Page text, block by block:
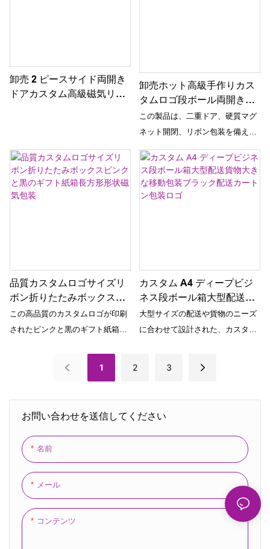
お問い合わせを送信してください
名前
メール
コンテンツ
卸売 2 ピースサイド両開き
ドアカスタム高級磁気リフ
卸売ホット高級手作りカス
タムロゴ段ボール両開きド
ア折りたたみ大型硬質マグ
ネット紙ギフトボックス包
この製品は、二重ドア、硬質マグ
ネット開閉、リボン包装を備え
ムロゴ入り紙製ギフトボックスで
す。 豪華かつプロフェッショナル
な方法で製品を紹介したい企業に
品質カスタムロゴサイズリ
ボン折りたたみボックスピ
ンクと黒のギフト紙箱長方
形形状磁気包装
この高品質のカスタムロゴが印刷
されたピンクと黒のギフト紙箱
トにもエレガントなタッチを加
え、特別な機会に最適です。
カスタム A4 ディープビジ
ネス段ボール箱大型配送貨
物大きな移動包装ブラック
配送カートン包装ロゴ
大型サイズの配送や貨物のニーズ
に合わせて設計された、カスタム
す。
1 2 3